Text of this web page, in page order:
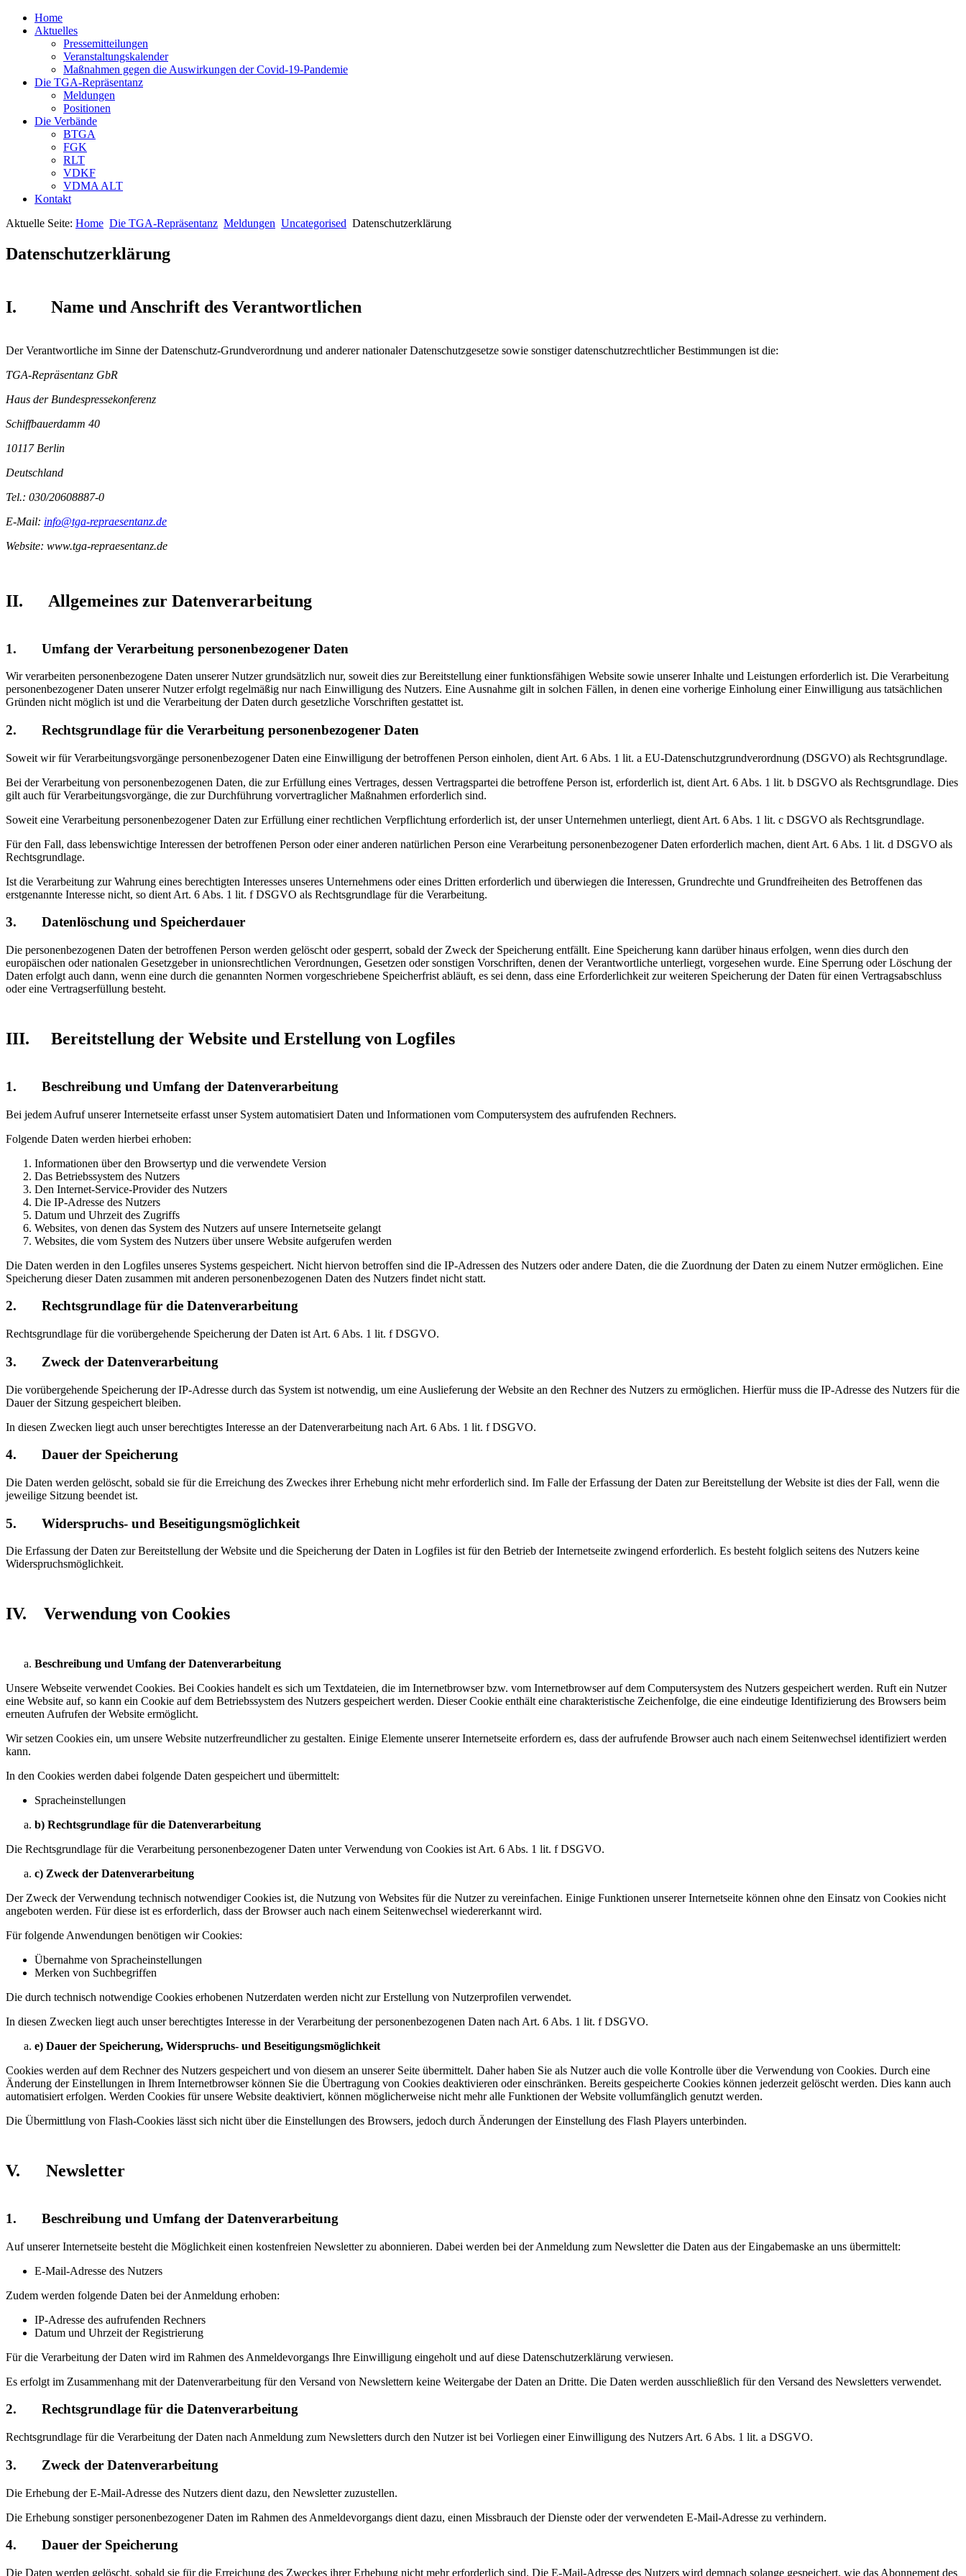
Home
Aktuelles
Pressemitteilungen
Veranstaltungskalender
Maßnahmen gegen die Auswirkungen der Covid-19-Pandemie
Die TGA-Repräsentanz
Meldungen
Positionen
Die Verbände
BTGA
FGK
RLT
VDKF
VDMA ALT
Kontakt
Aktuelle Seite: Home Die TGA-Repräsentanz Meldungen Uncategorised Datenschutzerklärung
Datenschutzerklärung
I. Name und Anschrift des Verantwortlichen
Der Verantwortliche im Sinne der Datenschutz-Grundverordnung und anderer nationaler Datenschutzgesetze sowie sonstiger datenschutzrechtlicher Bestimmungen ist die:
TGA-Repräsentanz GbR
Haus der Bundespressekonferenz
Schiffbauerdamm 40
10117 Berlin
Deutschland
Tel.: 030/20608887-0
E-Mail: info@tga-repraesentanz.de
Website: www.tga-repraesentanz.de
II. Allgemeines zur Datenverarbeitung
1. Umfang der Verarbeitung personenbezogener Daten
Wir verarbeiten personenbezogene Daten unserer Nutzer grundsätzlich nur, soweit dies zur Bereitstellung einer funktionsfähigen Website sowie unserer Inhalte und Leistungen erforderlich ist. Die Verarbeitung
personenbezogener Daten unserer Nutzer erfolgt regelmäßig nur nach Einwilligung des Nutzers. Eine Ausnahme gilt in solchen Fällen, in denen eine vorherige Einholung einer Einwilligung aus tatsächlichen
Gründen nicht möglich ist und die Verarbeitung der Daten durch gesetzliche Vorschriften gestattet ist.
2. Rechtsgrundlage für die Verarbeitung personenbezogener Daten
Soweit wir für Verarbeitungsvorgänge personenbezogener Daten eine Einwilligung der betroffenen Person einholen, dient Art. 6 Abs. 1 lit. a EU-Datenschutzgrundverordnung (DSGVO) als Rechtsgrundlage.
Bei der Verarbeitung von personenbezogenen Daten, die zur Erfüllung eines Vertrages, dessen Vertragspartei die betroffene Person ist, erforderlich ist, dient Art. 6 Abs. 1 lit. b DSGVO als Rechtsgrundlage. Dies
gilt auch für Verarbeitungsvorgänge, die zur Durchführung vorvertraglicher Maßnahmen erforderlich sind.
Soweit eine Verarbeitung personenbezogener Daten zur Erfüllung einer rechtlichen Verpflichtung erforderlich ist, der unser Unternehmen unterliegt, dient Art. 6 Abs. 1 lit. c DSGVO als Rechtsgrundlage.
Für den Fall, dass lebenswichtige Interessen der betroffenen Person oder einer anderen natürlichen Person eine Verarbeitung personenbezogener Daten erforderlich machen, dient Art. 6 Abs. 1 lit. d DSGVO als
Rechtsgrundlage.
Ist die Verarbeitung zur Wahrung eines berechtigten Interesses unseres Unternehmens oder eines Dritten erforderlich und überwiegen die Interessen, Grundrechte und Grundfreiheiten des Betroffenen das
erstgenannte Interesse nicht, so dient Art. 6 Abs. 1 lit. f DSGVO als Rechtsgrundlage für die Verarbeitung.
3. Datenlöschung und Speicherdauer
Die personenbezogenen Daten der betroffenen Person werden gelöscht oder gesperrt, sobald der Zweck der Speicherung entfällt. Eine Speicherung kann darüber hinaus erfolgen, wenn dies durch den
europäischen oder nationalen Gesetzgeber in unionsrechtlichen Verordnungen, Gesetzen oder sonstigen Vorschriften, denen der Verantwortliche unterliegt, vorgesehen wurde. Eine Sperrung oder Löschung der
Daten erfolgt auch dann, wenn eine durch die genannten Normen vorgeschriebene Speicherfrist abläuft, es sei denn, dass eine Erforderlichkeit zur weiteren Speicherung der Daten für einen Vertragsabschluss
oder eine Vertragserfüllung besteht.
III. Bereitstellung der Website und Erstellung von Logfiles
1. Beschreibung und Umfang der Datenverarbeitung
Bei jedem Aufruf unserer Internetseite erfasst unser System automatisiert Daten und Informationen vom Computersystem des aufrufenden Rechners.
Folgende Daten werden hierbei erhoben:
Informationen über den Browsertyp und die verwendete Version
Das Betriebssystem des Nutzers
Den Internet-Service-Provider des Nutzers
Die IP-Adresse des Nutzers
Datum und Uhrzeit des Zugriffs
Websites, von denen das System des Nutzers auf unsere Internetseite gelangt
Websites, die vom System des Nutzers über unsere Website aufgerufen werden
Die Daten werden in den Logfiles unseres Systems gespeichert. Nicht hiervon betroffen sind die IP-Adressen des Nutzers oder andere Daten, die die Zuordnung der Daten zu einem Nutzer ermöglichen. Eine
Speicherung dieser Daten zusammen mit anderen personenbezogenen Daten des Nutzers findet nicht statt.
2. Rechtsgrundlage für die Datenverarbeitung
Rechtsgrundlage für die vorübergehende Speicherung der Daten ist Art. 6 Abs. 1 lit. f DSGVO.
3. Zweck der Datenverarbeitung
Die vorübergehende Speicherung der IP-Adresse durch das System ist notwendig, um eine Auslieferung der Website an den Rechner des Nutzers zu ermöglichen. Hierfür muss die IP-Adresse des Nutzers für die
Dauer der Sitzung gespeichert bleiben.
In diesen Zwecken liegt auch unser berechtigtes Interesse an der Datenverarbeitung nach Art. 6 Abs. 1 lit. f DSGVO.
4. Dauer der Speicherung
Die Daten werden gelöscht, sobald sie für die Erreichung des Zweckes ihrer Erhebung nicht mehr erforderlich sind. Im Falle der Erfassung der Daten zur Bereitstellung der Website ist dies der Fall, wenn die
jeweilige Sitzung beendet ist.
5. Widerspruchs- und Beseitigungsmöglichkeit
Die Erfassung der Daten zur Bereitstellung der Website und die Speicherung der Daten in Logfiles ist für den Betrieb der Internetseite zwingend erforderlich. Es besteht folglich seitens des Nutzers keine
Widerspruchsmöglichkeit.
IV. Verwendung von Cookies
Beschreibung und Umfang der Datenverarbeitung
Unsere Webseite verwendet Cookies. Bei Cookies handelt es sich um Textdateien, die im Internetbrowser bzw. vom Internetbrowser auf dem Computersystem des Nutzers gespeichert werden. Ruft ein Nutzer
eine Website auf, so kann ein Cookie auf dem Betriebssystem des Nutzers gespeichert werden. Dieser Cookie enthält eine charakteristische Zeichenfolge, die eine eindeutige Identifizierung des Browsers beim
erneuten Aufrufen der Website ermöglicht.
Wir setzen Cookies ein, um unsere Website nutzerfreundlicher zu gestalten. Einige Elemente unserer Internetseite erfordern es, dass der aufrufende Browser auch nach einem Seitenwechsel identifiziert werden
kann.
In den Cookies werden dabei folgende Daten gespeichert und übermittelt:
Spracheinstellungen
b) Rechtsgrundlage für die Datenverarbeitung
Die Rechtsgrundlage für die Verarbeitung personenbezogener Daten unter Verwendung von Cookies ist Art. 6 Abs. 1 lit. f DSGVO.
c) Zweck der Datenverarbeitung
Der Zweck der Verwendung technisch notwendiger Cookies ist, die Nutzung von Websites für die Nutzer zu vereinfachen. Einige Funktionen unserer Internetseite können ohne den Einsatz von Cookies nicht
angeboten werden. Für diese ist es erforderlich, dass der Browser auch nach einem Seitenwechsel wiedererkannt wird.
Für folgende Anwendungen benötigen wir Cookies:
Übernahme von Spracheinstellungen
Merken von Suchbegriffen
Die durch technisch notwendige Cookies erhobenen Nutzerdaten werden nicht zur Erstellung von Nutzerprofilen verwendet.
In diesen Zwecken liegt auch unser berechtigtes Interesse in der Verarbeitung der personenbezogenen Daten nach Art. 6 Abs. 1 lit. f DSGVO.
e) Dauer der Speicherung, Widerspruchs- und Beseitigungsmöglichkeit
Cookies werden auf dem Rechner des Nutzers gespeichert und von diesem an unserer Seite übermittelt. Daher haben Sie als Nutzer auch die volle Kontrolle über die Verwendung von Cookies. Durch eine
Änderung der Einstellungen in Ihrem Internetbrowser können Sie die Übertragung von Cookies deaktivieren oder einschränken. Bereits gespeicherte Cookies können jederzeit gelöscht werden. Dies kann auch
automatisiert erfolgen. Werden Cookies für unsere Website deaktiviert, können möglicherweise nicht mehr alle Funktionen der Website vollumfänglich genutzt werden.
Die Übermittlung von Flash-Cookies lässt sich nicht über die Einstellungen des Browsers, jedoch durch Änderungen der Einstellung des Flash Players unterbinden.
V. Newsletter
1. Beschreibung und Umfang der Datenverarbeitung
Auf unserer Internetseite besteht die Möglichkeit einen kostenfreien Newsletter zu abonnieren. Dabei werden bei der Anmeldung zum Newsletter die Daten aus der Eingabemaske an uns übermittelt:
E-Mail-Adresse des Nutzers
Zudem werden folgende Daten bei der Anmeldung erhoben:
IP-Adresse des aufrufenden Rechners
Datum und Uhrzeit der Registrierung
Für die Verarbeitung der Daten wird im Rahmen des Anmeldevorgangs Ihre Einwilligung eingeholt und auf diese Datenschutzerklärung verwiesen.
Es erfolgt im Zusammenhang mit der Datenverarbeitung für den Versand von Newslettern keine Weitergabe der Daten an Dritte. Die Daten werden ausschließlich für den Versand des Newsletters verwendet.
2. Rechtsgrundlage für die Datenverarbeitung
Rechtsgrundlage für die Verarbeitung der Daten nach Anmeldung zum Newsletters durch den Nutzer ist bei Vorliegen einer Einwilligung des Nutzers Art. 6 Abs. 1 lit. a DSGVO.
3. Zweck der Datenverarbeitung
Die Erhebung der E-Mail-Adresse des Nutzers dient dazu, den Newsletter zuzustellen.
Die Erhebung sonstiger personenbezogener Daten im Rahmen des Anmeldevorgangs dient dazu, einen Missbrauch der Dienste oder der verwendeten E-Mail-Adresse zu verhindern.
4. Dauer der Speicherung
Die Daten werden gelöscht, sobald sie für die Erreichung des Zweckes ihrer Erhebung nicht mehr erforderlich sind. Die E-Mail-Adresse des Nutzers wird demnach solange gespeichert, wie das Abonnement des